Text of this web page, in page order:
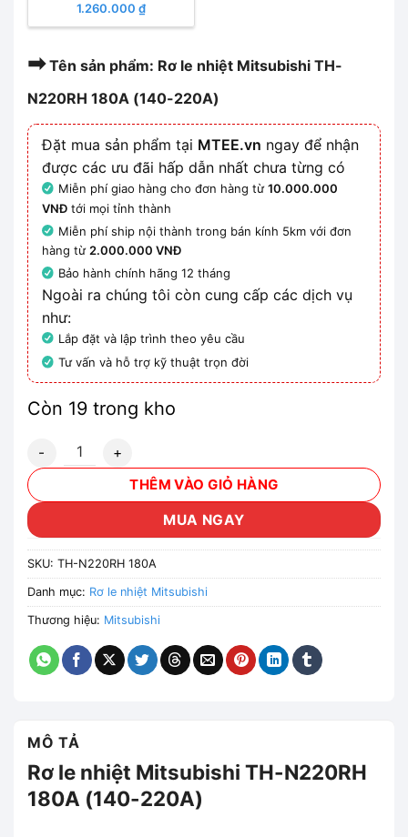
1.260.000 ₫
➡Tên sản phẩm: Rơ le nhiệt Mitsubishi TH-
N220RH 180A (140-220A)
Đặt mua sản phẩm tại MTEE.vn ngay để nhận
được các ưu đãi hấp dẫn nhất chưa từng có
Miễn phí giao hàng cho đơn hàng từ10.000.000
VNĐ tới mọi tỉnh thành
Miễn phí ship nội thành trong bán kính 5km với đơn
hàng từ 2.000.000 VNĐ
Bảo hành chính hãng 12 tháng
Ngoài ra chúng tôi còn cung cấp các dịch vụ
như:
Lắp đặt và lập trình theo yêu cầu
Tư vấn và hỗ trợ kỹ thuật trọn đời
Còn 19 trong kho
Rơ le nhiệt Mitsubishi TH-N220RH 180A (140-220A) số
THÊM VÀO GIỎ HÀNG
MUA NGAY
SKU: TH-N220RH 180A
Danh mục: Rơ le nhiệt Mitsubishi
Thương hiệu: Mitsubishi
MÔ TẢ
Rơ le nhiệt Mitsubishi TH-N220RH
180A (140-220A)